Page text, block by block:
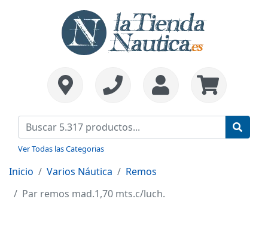
Ver Todas las Categorias
Inicio Varios Náutica
Remos
Par remos mad.1,70 mts.c/luch.